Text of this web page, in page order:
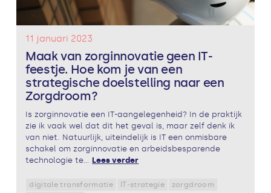
11 januari 2023
Maak van zorginnovatie geen IT-
feestje. Hoe kom je van een
strategische doelstelling naar een
Zorgdroom?
Is zorginnovatie een IT-aangelegenheid? In de praktijk
zie ik vaak wel dat dit het geval is, maar zelf denk ik
van niet. Natuurlijk, uiteindelijk is IT een onmisbare
schakel om zorginnovatie en arbeidsbesparende
technologie te... Lees verder
digitale transformatie IT-strategie
zorgdroom